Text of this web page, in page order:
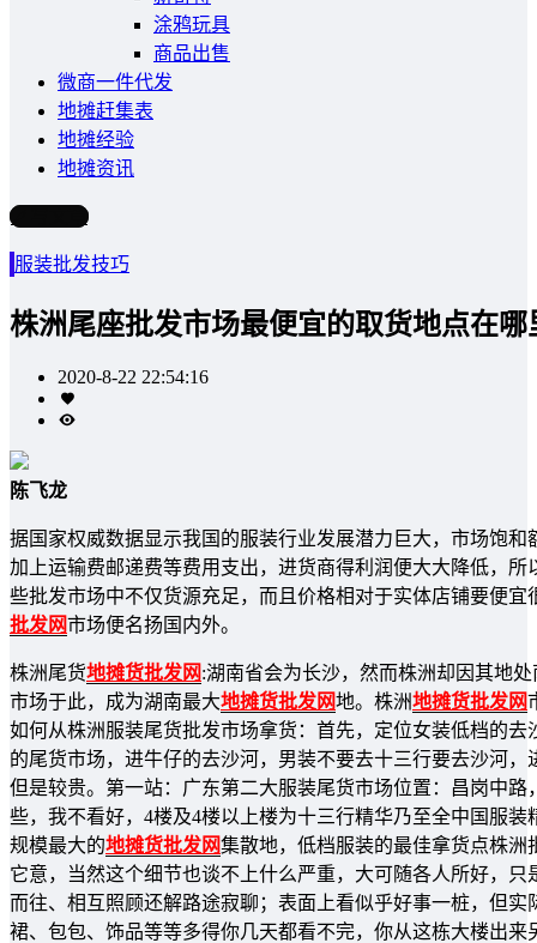
涂鸦玩具
商品出售
微商一件代发
地摊赶集表
地摊经验
地摊资讯
写文章
服装批发技巧
株洲尾座批发市场最便宜的取货地点在哪
2020-8-22 22:54:16
陈飞龙
据国家权威数据显示我国的服装行业发展潜力巨大，市场饱
加上运输费邮递费等费用支出，进货商得利润便大大降低，
些批发市场中不仅货源充足，而且价格相对于实体店铺要便
批发网市场便名扬国内外。
株洲尾货地摊货批发网:湖南省会为长沙，然而株洲却因其地
市场于此，成为湖南最大地摊货批发网地。株洲地摊货批发网
如何从株洲服装尾货批发市场拿货：首先，定位女装低档的
的尾货市场，进牛仔的去沙河，男装不要去十三行要去沙河
但是较贵。第一站：广东第二大服装尾货市场位置：昌岗中
些，我不看好，4楼及4楼以上楼为十三行精华乃至全中国服
规模最大的地摊货批发网集散地，低档服装的最佳拿货点株
它意，当然这个细节也谈不上什么严重，大可随各人所好，
而往、相互照顾还解路途寂聊；表面上看似乎好事一桩，但
裙、包包、饰品等等多得你几天都看不完，你从这栋大楼出